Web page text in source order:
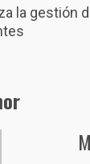
la gestión